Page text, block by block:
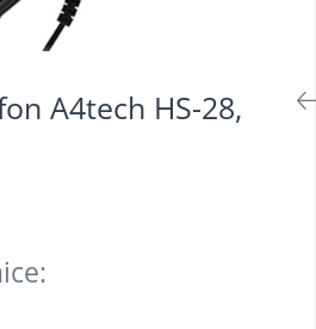
A4tech HS-28,